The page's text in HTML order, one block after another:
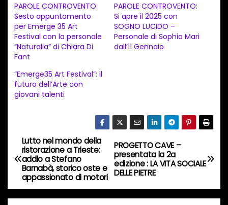
a
m
e
n
t
o
i
o
r
s
o
…
PAROLE CONTROVENTO:
Sesto appuntamento
per Emerge 35 Art
Festival con la personale
“Naturalia” di Chiara Di
Fant
PAROLE CONTROVENTO:
Si apre il 2025 con
SOGNO LUCIDO –
Personale di Sophia Mari
dall’11 Gennaio
“Emerge35 Art Festival”: il
futuro dell’Arte con
giovani talenti
N
a
v
PROGETTO CAVE –
presentata la 2a
edizione : LA VITA SOCIALE
DELLE PIETRE
Lutto nel mondo della
ristorazione a Trieste:
addio a Stefano
Barnabà, storico oste e
appassionato di motori